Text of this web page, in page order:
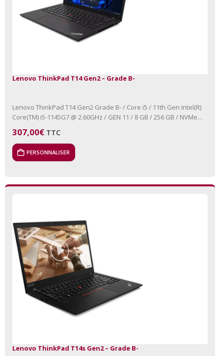
Lenovo ThinkPad T14 Gen2 – Grade B-
Lenovo ThinkPad T14 Gen2 Grade B- / Core i5 / 11th Gen Intel(R)
Core(TM) i5-1145G7 @ 2.60GHz / GEN 11 / 8 GB / 256 GB / NVMe
307,00€ TTC
PERSONNALISER
Lenovo ThinkPad T14s Gen2 – Grade B-